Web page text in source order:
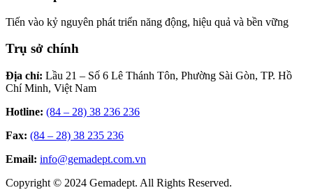
Tiến vào kỷ nguyên phát triển năng động, hiệu quả và bền vững
Trụ sở chính
Địa chỉ: Lầu 21 – Số 6 Lê Thánh Tôn, Phường Sài Gòn, TP. Hồ
Chí Minh, Việt Nam
Hotline: (84 – 28) 38 236 236
Fax: (84 – 28) 38 235 236
Email: info@gemadept.com.vn
Copyright © 2024 Gemadept. All Rights Reserved.